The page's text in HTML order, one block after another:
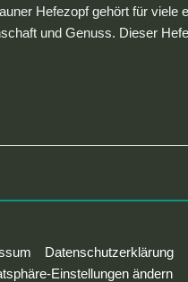
Hefezopf gehört für
und Genuss. Dieser
Datenschutzerklärung
Einstellungen ändern